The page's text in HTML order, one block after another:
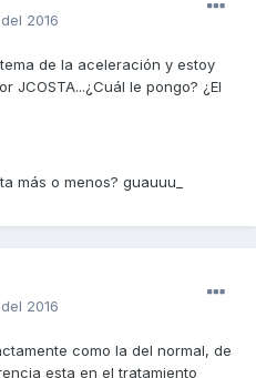
2016
de la aceleración y estoy
JCOSTA...¿Cuál le pongo? ¿El
más o menos? guauuu_
2016
como la del normal, de
esta en el tratamiento